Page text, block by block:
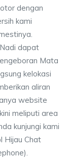
dengan
kami
dapat
Mata
kelokasi
aliran
website
meliputi area
kunjungi kami
Hijau Chat